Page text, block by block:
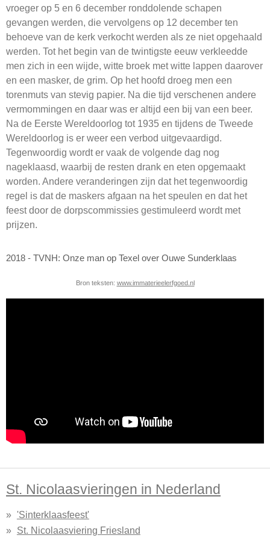
vroeger op 5 en 6 december ronddolende schapen
gevangen werden, die vervolgens op 12 december ten
behoeve van de kerk verkocht werden als ze niet opgehaald
werden. Tot het begin van de twintigste eeuw verkleedde
men zich in een wijde, witte broek met witte lappen daarover
en een masker, de grim. Op het hoofd droeg men een
torenmuts van stevig papier. Na die tijd verschenen andere
vermommingen en daar was er altijd een bij van een beer.
Na de Eerste Wereldoorlog tot 1935 en tijdens de Tweede
Wereldoorlog is er weer een verbod uitgevaardigd.
Tegenwoordig wordt er vaak de volgende dag nog
nageklaasd, waarbij de resten drank en eten opgemaakt
worden. Andere veranderingen zijn dat het tegenwoordig
regel is dat de maskers afgaan na het speulen en dat het
feest door de dorpscommissies gestimuleerd wordt met
prijzen.
2018 - TVNH: Onze man op Texel over Ouwe Sunderklaas
Bron teksten: www.immaterieelerfgoed.nl
St. Nicolaasvieringen in Nederland
'Sinterklaasfeest'
St. Nicolaasviering Friesland